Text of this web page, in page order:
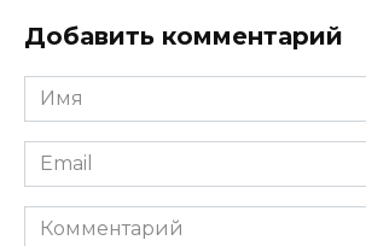
Добавить комментарий
Имя
*
Email
*
Комментарий